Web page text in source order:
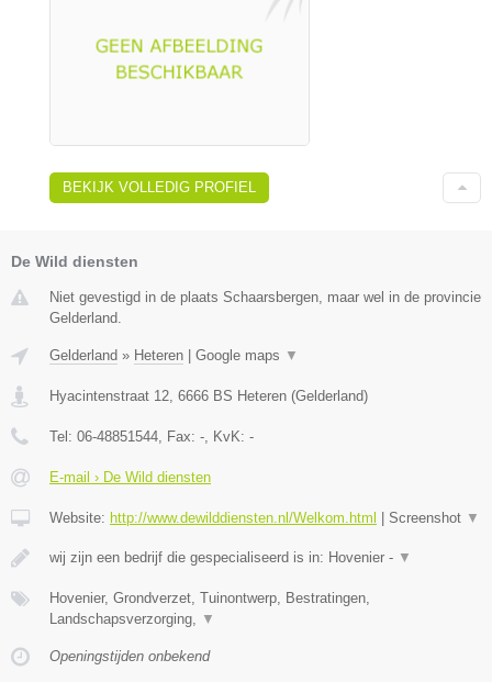
BEKIJK VOLLEDIG PROFIEL
De Wild diensten
Niet gevestigd in de plaats Schaarsbergen, maar wel in de provincie
Gelderland.
Gelderland » Heteren Google maps ▼
Hyacintenstraat 12 6666 BS Heteren (Gelderland)
Tel: 06-48851544 , Fax: - , KvK: -
E-mail › De Wild diensten
Website: http://www.dewilddiensten.nl/Welkom.html Screenshot ▼
wij zijn een bedrijf die gespecialiseerd is in: Hovenier - ▼
Hovenier, Grondverzet, Tuinontwerp, Bestratingen,
Landschapsverzorging,
▼
Openingstijden onbekend